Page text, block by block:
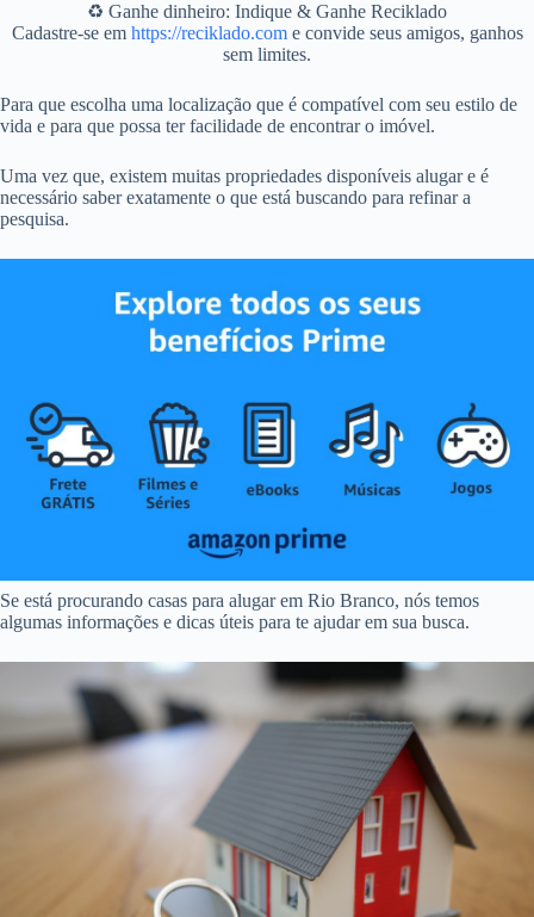
♻️ Ganhe dinheiro: Indique & Ganhe Reciklado
Cadastre-se em https://reciklado.come convide seus amigos, ganhos
sem limites.
Para que escolha uma localização que é compatível com seu estilo de
vida e para que possa ter facilidade de encontrar o imóvel.
Uma vez que, existem muitas propriedades disponíveis alugar e é
necessário saber exatamente o que está buscando para refinar a
pesquisa.
Se está procurando casas para alugar em Rio Branco, nós temos
algumas informações e dicas úteis para te ajudar em sua busca.